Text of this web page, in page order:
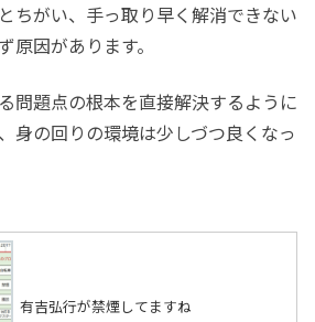
ちがい、手っ取り早く解消できない
原因があります。
問題点の根本を直接解決するように
身の回りの環境は少しづつ良くなっ
有吉弘行が禁煙してますね